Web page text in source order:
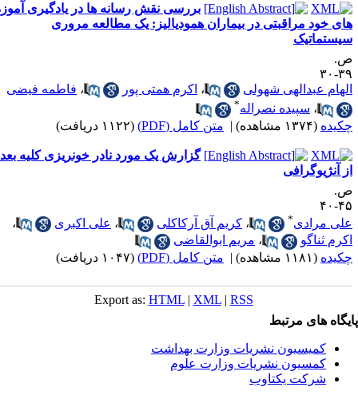
بررسی نقش رسانه ها در یادگیری آموزه
خود مراقبتی در بیماران همودیالیز: یک مطالعه مروری
۳۰
عبدالهی شهولی
،اکرم همتی پور ،فاطمه فیضی
،سپیده نصراله*
(۱۳۷۴ مشاهده) | متن کامل (PDF) (۱۱۲۲ دریافت)
گزارش یک مورد نادر خونریزی کلیه بعد
آنژیوگرافی
۴۰
مرادی
،کریم آق آرکاکلی ،علی اکبری
،
ثناگو
،مریم ابوالقاضی
(۱۱۸۱ مشاهده) | متن کامل (PDF) (۱۰۴۷ دریافت)
Export as:HTML |XML|RSS
های مرتبط
کمیسیون نشریات وزارت بهداشت
کمسیون نشریات وزارت علوم
شرکت یکتاوب